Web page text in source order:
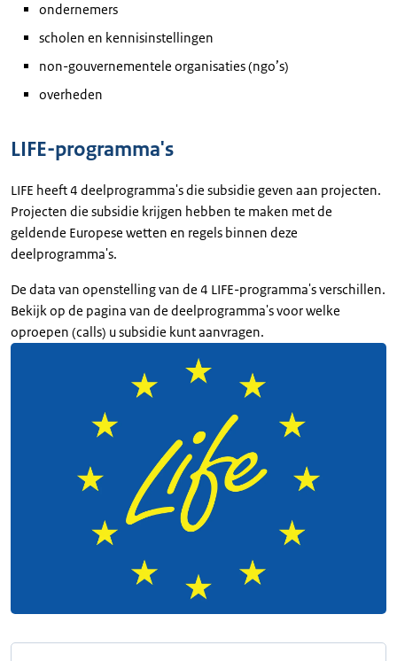
ondernemers
scholen en kennisinstellingen
non-gouvernementele organisaties (ngo’s)
overheden
LIFE-programma's
LIFE heeft 4 deelprogramma's die subsidie geven aan projecten.
Projecten die subsidie krijgen hebben te maken met de
geldende Europese wetten en regels binnen deze
deelprogramma's.
De data van openstelling van de 4 LIFE-programma's verschillen.
Bekijk op de pagina van de deelprogramma's voor welke
oproepen (calls) u subsidie kunt aanvragen.